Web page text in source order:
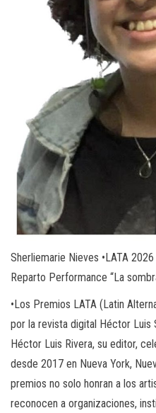
Sherliemarie Nieves •LATA
Reparto Performance “La
•Los Premios LATA (Latin
por la revista digital Héctor Luis
Héctor Luis Rivera, su editor,
desde 2017 en Nueva York,
premios no solo honran a los
reconocen a organizaciones,